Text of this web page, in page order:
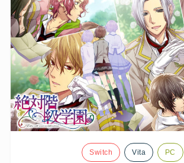
Switch Vita PC